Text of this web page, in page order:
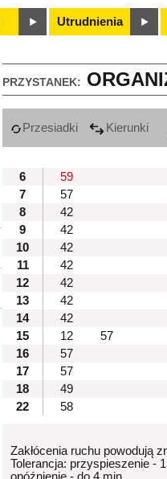
Utrudnienia
PRZYSTANEK:
Przesiadki Kierunki
6
59
7
57
8
42
9
42
10
42
11
42
12
42
13
42
14
42
15
12
57
16
57
17
57
18
49
22
58
Zakłócenia ruchu powodują
Tolerancja: przyspieszenie -